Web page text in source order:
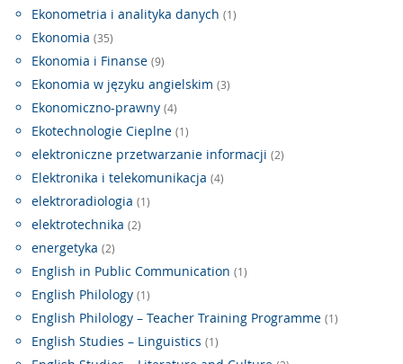
Ekonometria i analityka danych (1)
Ekonomia (35)
Ekonomia i Finanse (9)
Ekonomia w języku angielskim (3)
Ekonomiczno-prawny (4)
Ekotechnologie Cieplne (1)
elektroniczne przetwarzanie informacji (2)
Elektronika i telekomunikacja (4)
elektroradiologia (1)
elektrotechnika (2)
energetyka (2)
English in Public Communication (1)
English Philology (1)
English Philology – Teacher Training Programme (1)
English Studies – Linguistics (1)